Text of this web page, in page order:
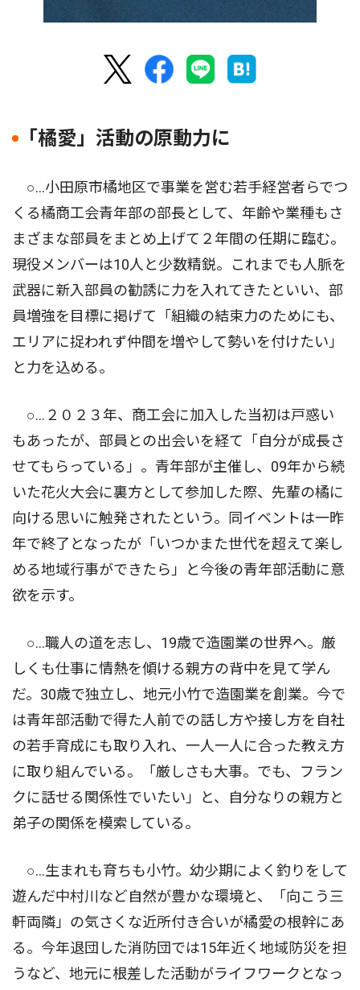
｢橘愛」活動の原動力に
○…小田原市橘地区で事業を営む若手経営者らでつ
くる橘商工会青年部の部長として、年齢や業種もさ
まざまな部員をまとめ上げて２年間の任期に臨む。
現役メンバーは10人と少数精鋭。これまでも人脈を
武器に新入部員の勧誘に力を入れてきたといい、部
員増強を目標に掲げて「組織の結束力のためにも、
エリアに捉われず仲間を増やして勢いを付けたい」
と力を込める。
○…２０２３年、商工会に加入した当初は戸惑い
もあったが、部員との出会いを経て「自分が成長さ
せてもらっている」。青年部が主催し、09年から続
いた花火大会に裏方として参加した際、先輩の橘に
向ける思いに触発されたという。同イベントは一昨
年で終了となったが「いつかまた世代を超えて楽し
める地域行事ができたら」と今後の青年部活動に意
欲を示す。
○…職人の道を志し、19歳で造園業の世界へ。厳
しくも仕事に情熱を傾ける親方の背中を見て学ん
だ。30歳で独立し、地元小竹で造園業を創業。今で
は青年部活動で得た人前での話し方や接し方を自社
の若手育成にも取り入れ、一人一人に合った教え方
に取り組んでいる。「厳しさも大事。でも、フラン
クに話せる関係性でいたい」と、自分なりの親方と
弟子の関係を模索している。
○…生まれも育ちも小竹。幼少期によく釣りをして
遊んだ中村川など自然が豊かな環境と、「向こう三
軒両隣」の気さくな近所付き合いが橘愛の根幹にあ
る。今年退団した消防団では15年近く地域防災を担
うなど、地元に根差した活動がライフワークとなっ